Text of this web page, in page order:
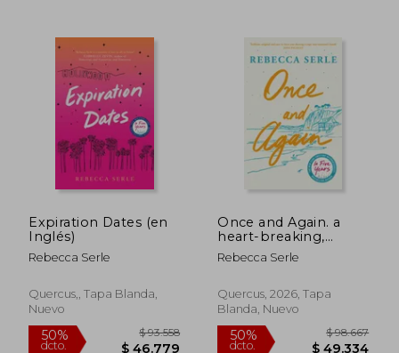
50%
dcto. $ 42.025
55%
dcto.
Expiration Dates (en
Inglés)
Rebecca Serle
Quercus,, Tapa Blanda,
Nuevo
Once and Again. a
heart-breaking,
unforgettable novel
of love, family and
Inglés)
Rebecca Serle
Quercus, 2026, Tapa
Blanda, Nuevo